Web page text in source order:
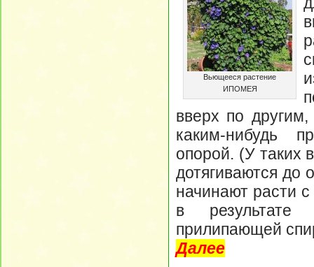
Вьющееся растение
ИПОМЕЯ
вверх по
каким-нибудь
опорой. (У таких
дотягиваются до
начинают расти
в результате
прилипающей
Далее